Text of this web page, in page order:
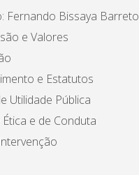
Fernando Bissaya Barreto
e Valores
e Estatutos
Utilidade Pública
e de Conduta